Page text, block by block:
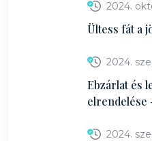
2024.
Ültess fát a
2024.
Ebzárlat és
elrendelése
2024.